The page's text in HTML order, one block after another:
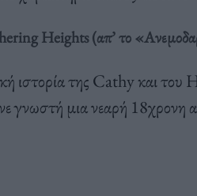
Heights(απ’ το
ιστορία της Cathy και του
γνωστή μια νεαρή